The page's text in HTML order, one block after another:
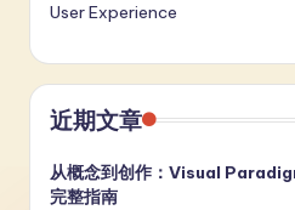
User Experience
近期文章
从概念到创作：Visual
完整指南